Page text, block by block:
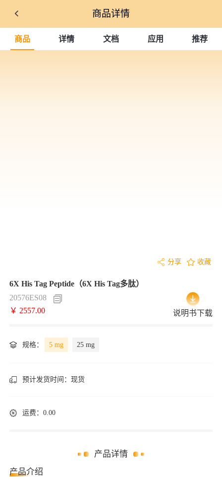
商品详情
商品 详情 文档 应用 推荐
分享 收藏
6X His Tag Peptide（6X His Tag多肽）
20576ES08
￥ 2557.00
说明书下载
规格： 5 mg 25 mg
预计发货时间： 现货
运费：0.00
产品详情
产品介绍